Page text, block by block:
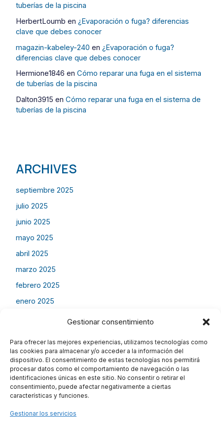
Gestionar consentimiento
Para ofrecer las mejores experiencias, utilizamos tecnologías como
las cookies para almacenar y/o acceder a la información del
dispositivo. El consentimiento de estas tecnologías nos permitirá
procesar datos como el comportamiento de navegación o las
identificaciones únicas en este sitio. No consentir o retirar el
consentimiento, puede afectar negativamente a ciertas
características y funciones.
Gestionar los servicios
tuberías de la piscina
HerbertLoumb en ¿Evaporación o fuga? diferencias
clave que debes conocer
magazin-kabeley-240 en ¿Evaporación o fuga?
diferencias clave que debes conocer
Hermione1846 en Cómo reparar una fuga en el sistema
de tuberías de la piscina
Dalton3915 en Cómo reparar una fuga en el sistema de
tuberías de la piscina
ARCHIVES
septiembre 2025
julio 2025
junio 2025
mayo 2025
abril 2025
marzo 2025
febrero 2025
enero 2025
CATEGORIES
Información